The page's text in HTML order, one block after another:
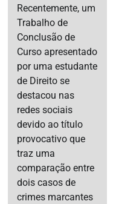
Recentemente, um
Trabalho de
Conclusão de
Curso apresentado
por uma estudante
de Direito se
destacou nas
redes sociais
devido ao título
provocativo que
traz uma
comparação entre
dois casos de
crimes marcantes